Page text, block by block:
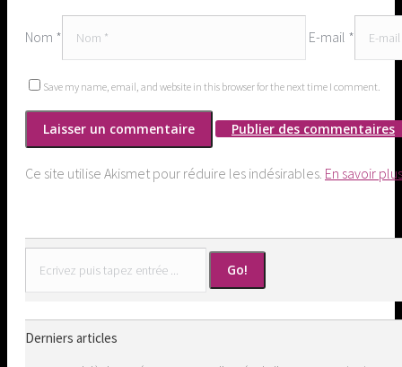
Nom * E-mail *
Save my name, email, and website in this browser for the next time I comment.
Publier des commentaires
Ce site utilise Akismet pour réduire les indésirables. En savoir
Derniers articles